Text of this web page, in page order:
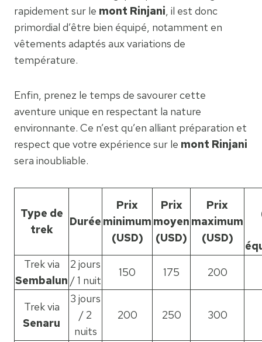
rapidement sur le mont Rinjani, il est donc
primordial d’être bien équipé, notamment en
vêtements adaptés aux variations de
température.
Enfin, prenez le temps de savourer cette
aventure unique en respectant la nature
environnante. Ce n’est qu’en alliant préparation et
respect que votre expérience sur le mont Rinjani
sera inoubliable.
Type de
trek
Durée
Prix
minimum
(USD)
Prix
moyen
(USD)
Prix
maximum
(USD)
Trek via
Sembalun
2 jours
/ 1 nuit
150 175 200
Trek via
Senaru
3 jours
/ 2
nuits
200 250 300